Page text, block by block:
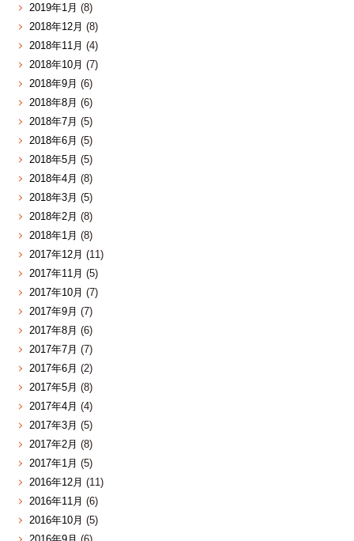
2019年1月 (8)
2018年12月 (8)
2018年11月 (4)
2018年10月 (7)
2018年9月 (6)
2018年8月 (6)
2018年7月 (5)
2018年6月 (5)
2018年5月 (5)
2018年4月 (8)
2018年3月 (5)
2018年2月 (8)
2018年1月 (8)
2017年12月 (11)
2017年11月 (5)
2017年10月 (7)
2017年9月 (7)
2017年8月 (6)
2017年7月 (7)
2017年6月 (2)
2017年5月 (8)
2017年4月 (4)
2017年3月 (5)
2017年2月 (8)
2017年1月 (5)
2016年12月 (11)
2016年11月 (6)
2016年10月 (5)